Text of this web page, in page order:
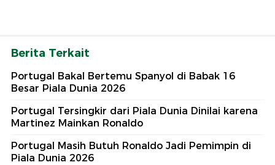
Berita Terkait
Portugal Bakal Bertemu Spanyol di Babak 16
Besar Piala Dunia 2026
Portugal Tersingkir dari Piala Dunia Dinilai karena
Martinez Mainkan Ronaldo
Portugal Masih Butuh Ronaldo Jadi Pemimpin di
Piala Dunia 2026